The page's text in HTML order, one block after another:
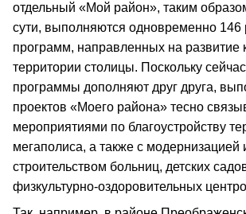
отдельный «Мой район», таким
сути, выполняются одновременно 146
программ, направленных на развитие
территории столицы. Поскольку
программы дополняют друг друга,
проектов «Моего района» тесно
мероприятиями по благоустройству
мегаполиса, а также с модернизацией
строительством больниц, детских
физкультурно-оздоровительных